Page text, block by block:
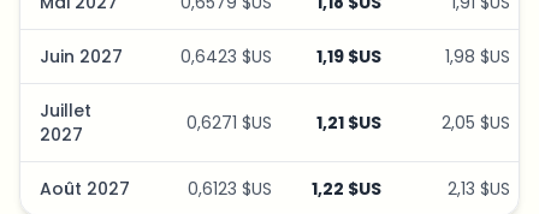
Juin 2027 0,6423 $US 1,19 $US 1,98 $US
Juillet
2027
0,6271 $US 1,21 $US 2,05 $US
Août 2027 0,6123 $US 1,22 $US 2,13 $US